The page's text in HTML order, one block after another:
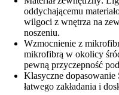
oddychającemu
wilgoci z wnętrza na
noszeniu.
Wzmocnienie z
mikrofibrą w okolicy
pewną przyczepność
Klasyczne
łatwego zakładania i